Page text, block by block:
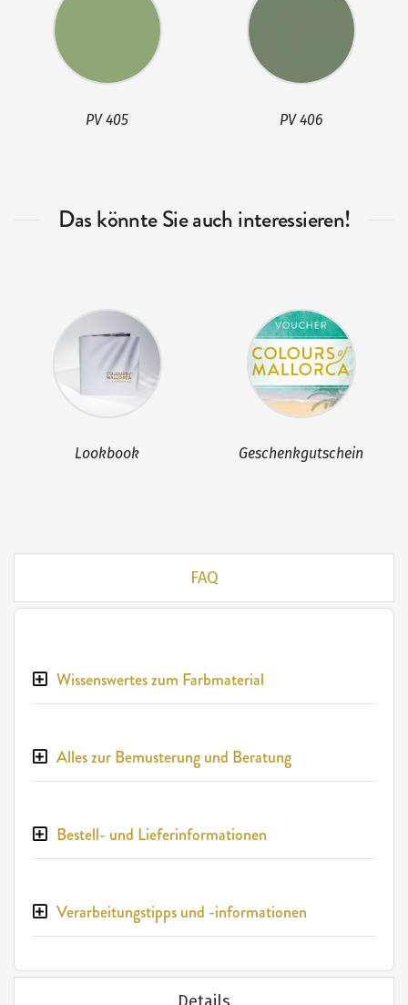
PV 405 PV 406
Das könnte Sie auch interessieren!
Lookbook Geschenkgutschein
FAQ
Wissenswertes zum Farbmaterial
Alles zur Bemusterung und Beratung
Bestell- und Lieferinformationen
Verarbeitungstipps und -informationen
Details